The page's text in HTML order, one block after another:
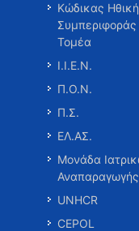
Κώδικας
Τομέα
Ι.Ι.Ε.Ν.
Π.Ο.Ν.
Π.Σ.
ΕΛ.ΑΣ.
Μονάδα
Αναπαραγωγής
UNHCR
CEPOL